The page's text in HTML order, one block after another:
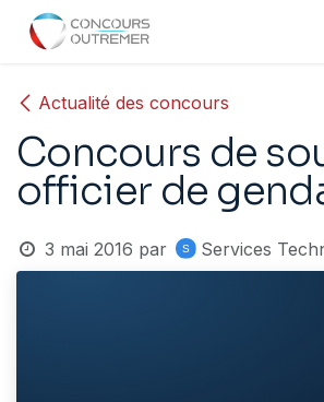
Se rendre au contenu
Actualité des concours
Concours de
officier de
3 mai 2016 par Services